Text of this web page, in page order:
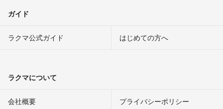
ガイド
ラクマ公式ガイド はじめての方へ
ラクマについて
会社概要 プライバシーポリシー